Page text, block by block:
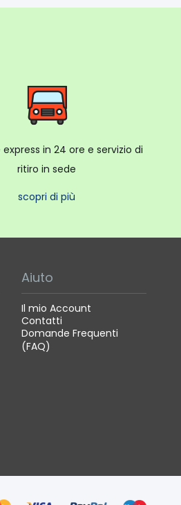
in 24 ore e servizio di
ritiro in sede
scopri di più
Aiuto
Il mio Account
Contatti
Domande Frequenti
(FAQ)